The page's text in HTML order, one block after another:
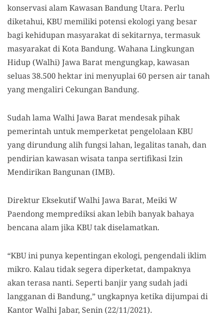
konservasi alam Kawasan Bandung Utara. Perlu
diketahui, KBU memiliki potensi ekologi yang besar
bagi kehidupan masyarakat di sekitarnya, termasuk
masyarakat di Kota Bandung. Wahana Lingkungan
Hidup (Walhi) Jawa Barat mengungkap, kawasan
seluas 38.500 hektar ini menyuplai 60 persen air tanah
yang mengaliri Cekungan Bandung.
Sudah lama Walhi Jawa Barat mendesak pihak
pemerintah untuk memperketat pengelolaan KBU
yang dirundung alih fungsi lahan, legalitas tanah, dan
pendirian kawasan wisata tanpa sertifikasi Izin
Mendirikan Bangunan (IMB).
Direktur Eksekutif Walhi Jawa Barat, Meiki W
Paendong memprediksi akan lebih banyak bahaya
bencana alam jika KBU tak diselamatkan.
“KBU ini punya kepentingan ekologi, pengendali iklim
mikro. Kalau tidak segera diperketat, dampaknya
akan terasa nanti. Seperti banjir yang sudah jadi
langganan di Bandung,” ungkapnya ketika dijumpai di
Kantor Walhi Jabar, Senin (22/11/2021).